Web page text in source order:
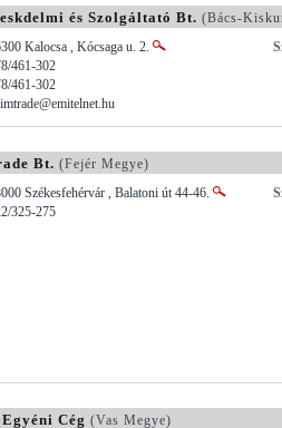
és Szolgáltató Bt. (Bács-
Kalocsa , Kócsaga u. 2.
461-302
461-302
Bt. (Fejér Megye)
Székesfehérvár , Balatoni út 44-46.
325-275
Cég (Vas Megye)